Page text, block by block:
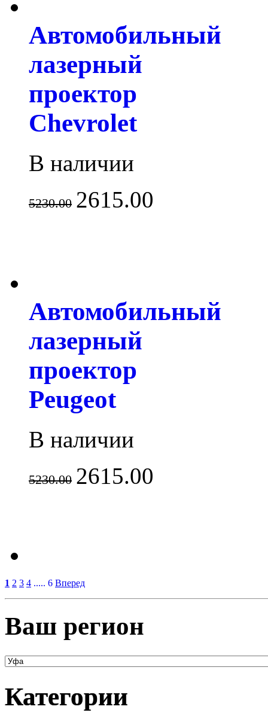
Автомобильный
лазерный
проектор
Chevrolet
В наличии
5230.00 2615.00
Автомобильный
лазерный
проектор
Peugeot
В наличии
5230.00 2615.00
1 2 3 4 ..... 6 Вперед
Ваш регион
Категории